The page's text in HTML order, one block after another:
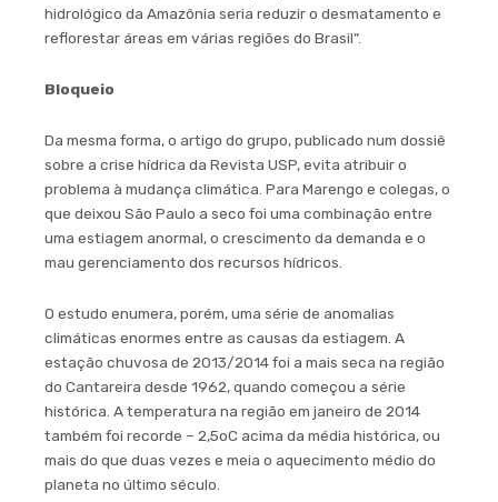
hidrológico da Amazônia seria reduzir o desmatamento e
reflorestar áreas em várias regiões do Brasil”.
Bloqueio
Da mesma forma, o artigo do grupo, publicado num dossiê
sobre a crise hídrica da Revista USP, evita atribuir o
problema à mudança climática. Para Marengo e colegas, o
que deixou São Paulo a seco foi uma combinação entre
uma estiagem anormal, o crescimento da demanda e o
mau gerenciamento dos recursos hídricos.
O estudo enumera, porém, uma série de anomalias
climáticas enormes entre as causas da estiagem. A
estação chuvosa de 2013/2014 foi a mais seca na região
do Cantareira desde 1962, quando começou a série
histórica. A temperatura na região em janeiro de 2014
também foi recorde – 2,5oC acima da média histórica, ou
mais do que duas vezes e meia o aquecimento médio do
planeta no último século.